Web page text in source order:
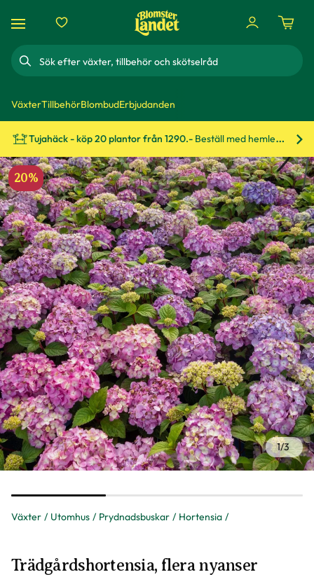
Sök
VäxterTillbehörBlombudErbjudanden
Tujahäck - köp 20 plantor från 1290.- Beställ med hemleverans!
Växter Utomhus Prydnadsbuskar Hortensia
20%
1/3
Trädgårdshortensia, flera nyanser